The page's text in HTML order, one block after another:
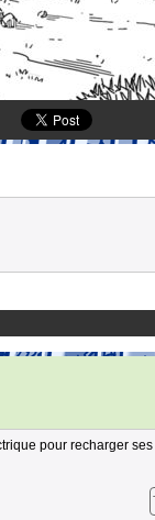
pour recharger